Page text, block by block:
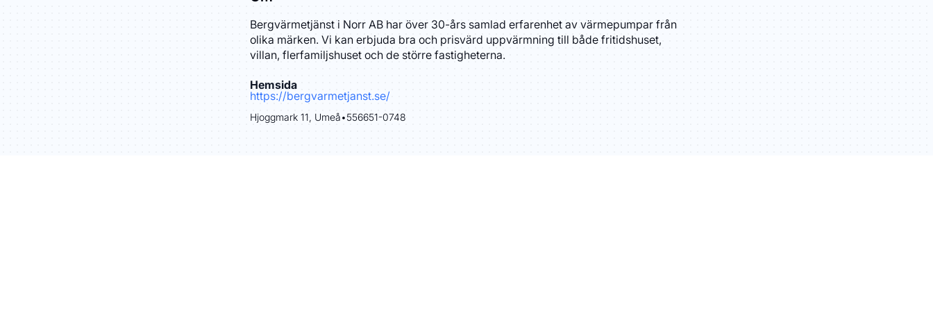
Bergvärmetjänst i Norr AB har över 30-års samlad erfarenhet av värmepumpar från
olika märken. Vi kan erbjuda bra och prisvärd uppvärmning till både fritidshuset,
villan, flerfamiljshuset och de större fastigheterna.
Hemsida
https://bergvarmetjanst.se/
Hjoggmark 11, Umeå•556651-0748